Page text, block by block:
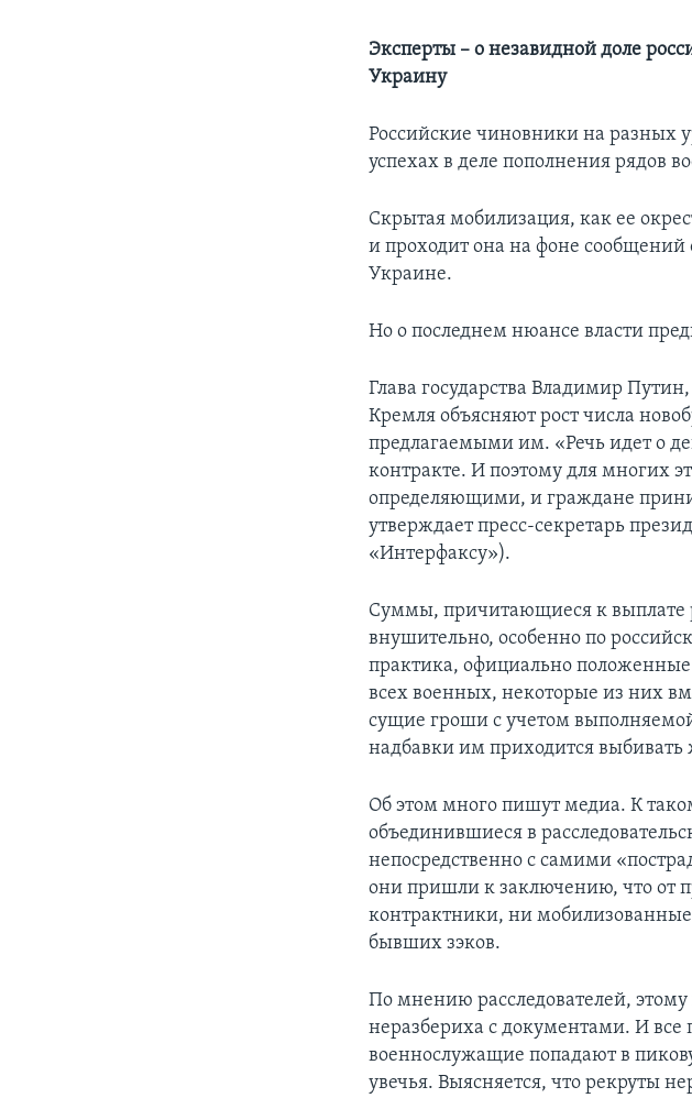
Эксперты – о незавидной доле
Украину
Российские чиновники на разных
успехах в деле пополнения рядов
Скрытая мобилизация, как ее
и проходит она на фоне
Украине.
Но о последнем нюансе власти
Глава государства Владимир
Кремля объясняют рост числа
предлагаемыми им. «Речь идет о
контракте. И поэтому для многих
определяющими, и граждане
утверждает пресс-секретарь
«Интерфаксу»).
Суммы, причитающиеся к выплате
внушительно, особенно по
практика, официально
всех военных, некоторые из них
сущие гроши с учетом
надбавки им приходится
Об этом много пишут медиа. К
объединившиеся в
непосредственно с самими
они пришли к заключению, что от
контрактники, ни
бывших зэков.
По мнению расследователей,
неразбериха с документами. И
военнослужащие попадают в
увечья. Выясняется, что рекруты